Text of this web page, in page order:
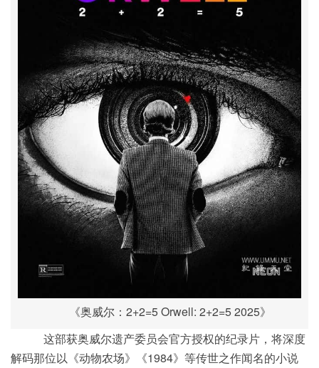
《奥威尔：2+2=5 Orwell: 2+2=5 2025》
这部获奥威尔遗产委员会官方授权的纪录片，将深度
解码那位以《动物农场》《1984》等传世之作闻名的小说